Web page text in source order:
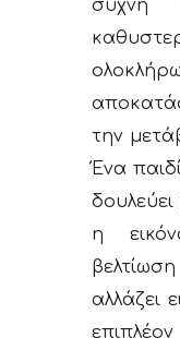
συχνή
την
Ένα
η
αλλάζει